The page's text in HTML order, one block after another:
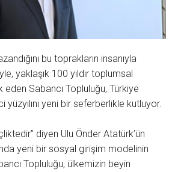
bu toprakların insanıyla
yaklaşık 100 yıldır toplumsal
eden Sabancı Topluluğu, Türkiye
yüzyılını yeni bir seferberlikle kutluyor.
diyen Ulu Önder Atatürk’ün
yeni bir sosyal girişim modelinin
Topluluğu, ülkemizin beyin